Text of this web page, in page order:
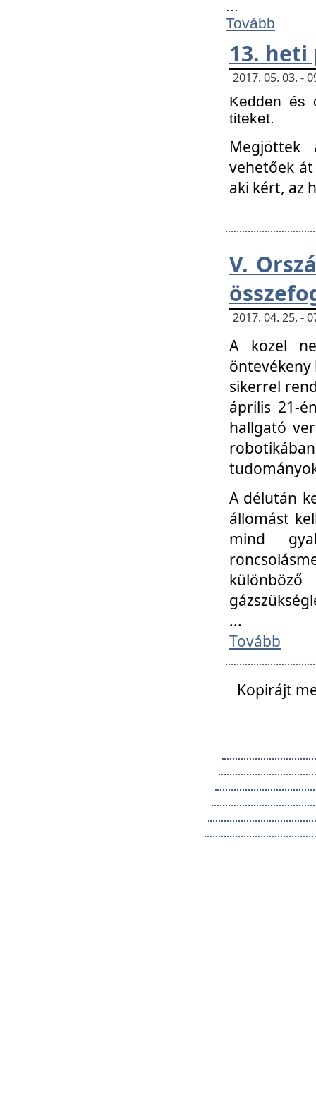
Tovább
13.
2017. 05. 03. -
Kedden és
titeket.
Megjöttek
vehetőek
aki kért, az
V.
2017. 04. 25. -
A közel
öntevékeny
sikerrel
április 21-
hallgató
A délután
állomást
mind
...
Tovább
Kopirájt